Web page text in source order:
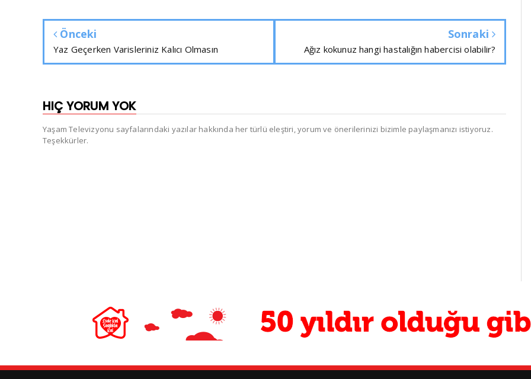
Önceki
Yaz Geçerken Varisleriniz Kalıcı Olmasın
Sonraki
Ağız kokunuz hangi hastalığın habercisi olabilir?
HIÇ YORUM YOK
Yaşam Televizyonu sayfalarındaki yazılar hakkında her türlü eleştiri, yorum ve önerilerinizi bizimle paylaşmanızı istiyoruz.
Teşekkürler.